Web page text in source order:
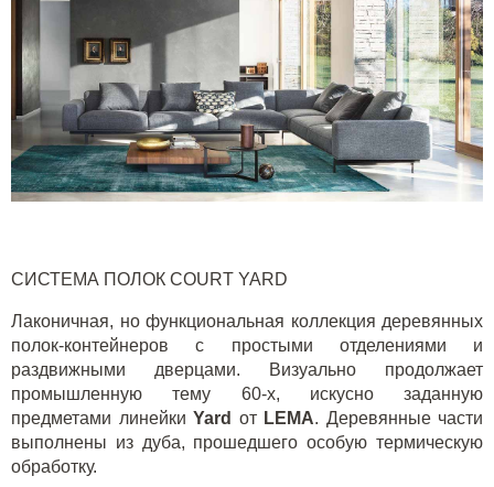
СИСТЕМА ПОЛОК COURT YARD
Лаконичная, но функциональная коллекция деревянных
полок-контейнеров с простыми отделениями и
раздвижными дверцами. Визуально продолжает
промышленную тему 60-х, искусно заданную
предметами линейки Yard от LEMA. Деревянные части
выполнены из дуба, прошедшего особую термическую
обработку.